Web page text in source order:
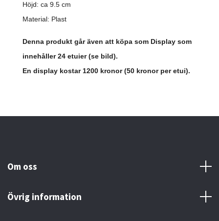
Höjd: ca 9.5 cm
Material: Plast
Denna produkt går även att köpa som Display som
innehåller 24 etuier (se bild).
En display kostar 1200 kronor (50 kronor per etui).
Om oss
Övrig information